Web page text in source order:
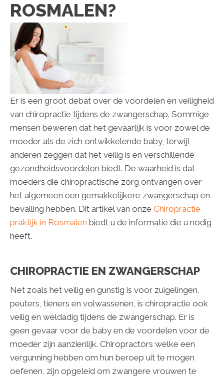
ROSMALEN?
Er is een groot debat over de voordelen en veiligheid
van chiropractie tijdens de zwangerschap. Sommige
mensen beweren dat het gevaarlijk is voor zowel de
moeder als de zich ontwikkelende baby, terwijl
anderen zeggen dat het veilig is en verschillende
gezondheidsvoordelen biedt. De waarheid is dat
moeders die chiropractische zorg ontvangen over
het algemeen een gemakkelijkere zwangerschap en
bevalling hebben. Dit artikel van onze Chiropractie
praktijk in Rosmalen biedt u de informatie die u nodig
heeft.
CHIROPRACTIE EN ZWANGERSCHAP
Net zoals het veilig en gunstig is voor zuigelingen,
peuters, tieners en volwassenen, is chiropractie ook
veilig en weldadig tijdens de zwangerschap. Er is
geen gevaar voor de baby en de voordelen voor de
moeder zijn aanzienlijk. Chiropractors welke een
vergunning hebben om hun beroep uit te mogen
oefenen, zijn opgeleid om zwangere vrouwen te